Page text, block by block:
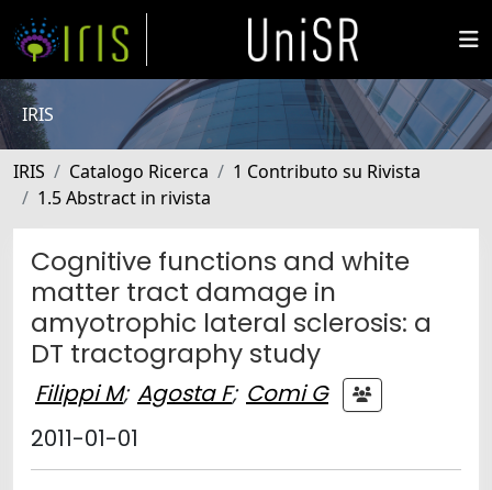
IRIS
IRIS Catalogo Ricerca
1 Contributo su Rivista
1.5 Abstract in rivista
Cognitive functions and white
matter tract damage in
amyotrophic lateral sclerosis: a
DT tractography study
Filippi M; Agosta F; Comi G
2011-01-01